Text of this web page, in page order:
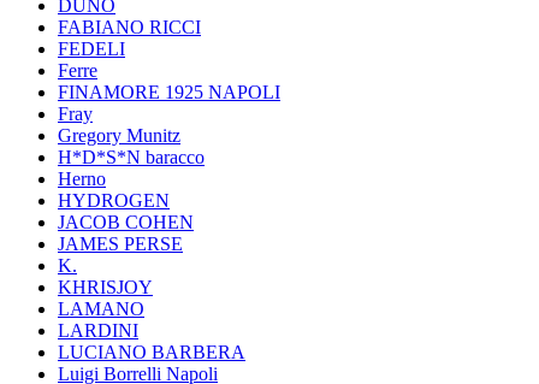
DUNO
FABIANO RICCI
FEDELI
Ferre
FINAMORE 1925 NAPOLI
Fray
Gregory Munitz
H*D*S*N baracco
Herno
HYDROGEN
JACOB COHEN
JAMES PERSE
K.
KHRISJOY
LAMANO
LARDINI
LUCIANO BARBERA
Luigi Borrelli Napoli